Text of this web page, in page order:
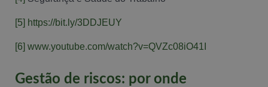
[5] https://bit.ly/3DDJEUY
[6] www.youtube.com/watch?v=QVZc08iO41I
Gestão de riscos: por onde